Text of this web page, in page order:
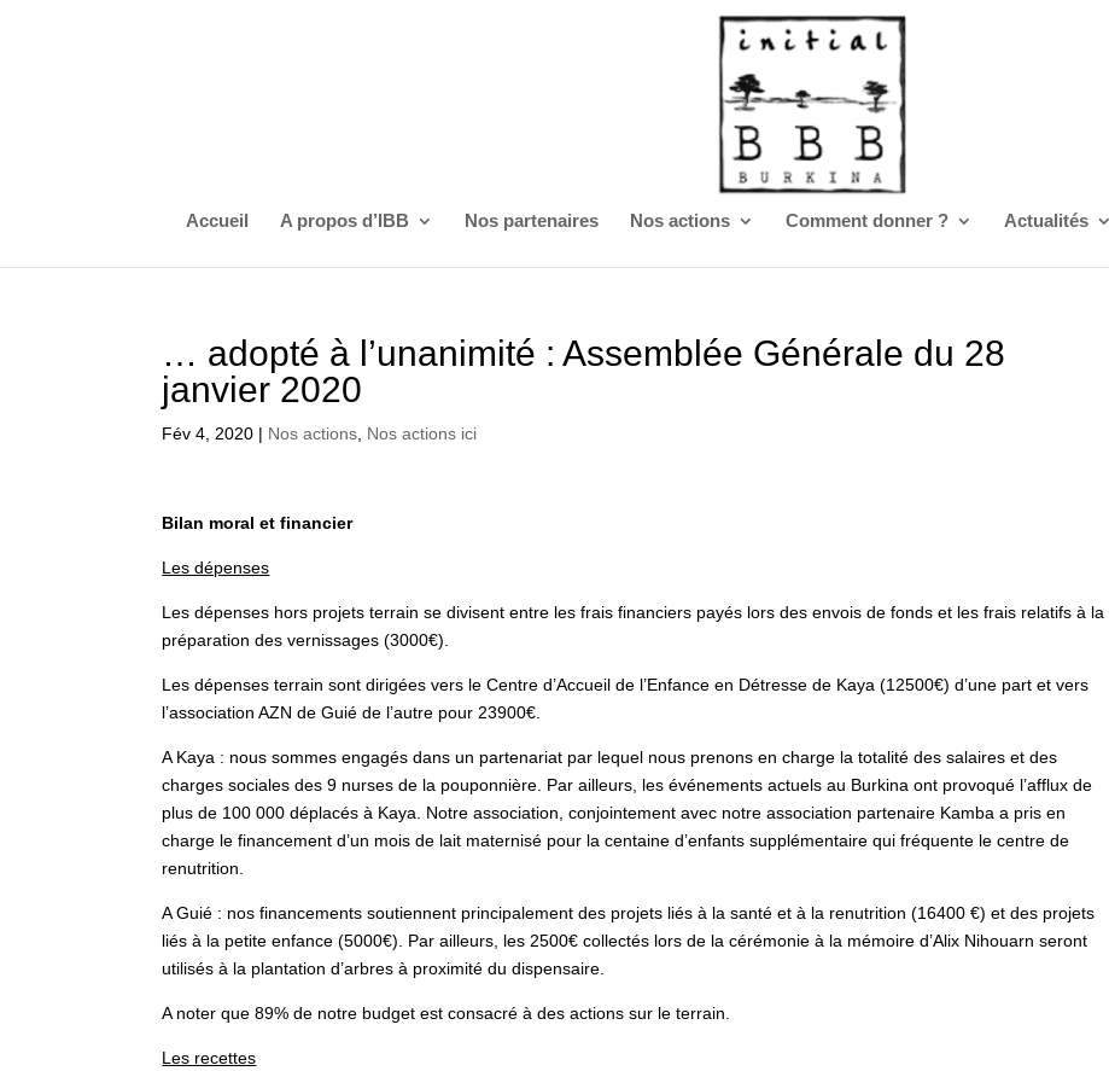
Accueil A propos d’IBB Nos partenaires Nos actions Comment donner ? Actualités
… adopté à l’unanimité : Assemblée Générale du 28
janvier 2020
Fév 4, 2020 | Nos actions Nos actions ici
Bilan moral et financier
Les dépenses
Les dépenses hors projets terrain se divisent entre les frais financiers payés lors des envois de fonds et les frais relatifs à la
préparation des vernissages (3000€).
Les dépenses terrain sont dirigées vers le Centre d’Accueil de l’Enfance en Détresse de Kaya (12500€) d’une part et vers
l’association AZN de Guié de l’autre pour 23900€.
A Kaya : nous sommes engagés dans un partenariat par lequel nous prenons en charge la totalité des salaires et des
charges sociales des 9 nurses de la pouponnière. Par ailleurs, les événements actuels au Burkina ont provoqué l’afflux de
plus de 100 000 déplacés à Kaya. Notre association, conjointement avec notre association partenaire Kamba a pris en
charge le financement d’un mois de lait maternisé pour la centaine d’enfants supplémentaire qui fréquente le centre de
renutrition.
A Guié : nos financements soutiennent principalement des projets liés à la santé et à la renutrition (16400 €) et des projets
liés à la petite enfance (5000€). Par ailleurs, les 2500€ collectés lors de la cérémonie à la mémoire d’Alix Nihouarn seront
utilisés à la plantation d’arbres à proximité du dispensaire.
A noter que 89% de notre budget est consacré à des actions sur le terrain.
Les recettes